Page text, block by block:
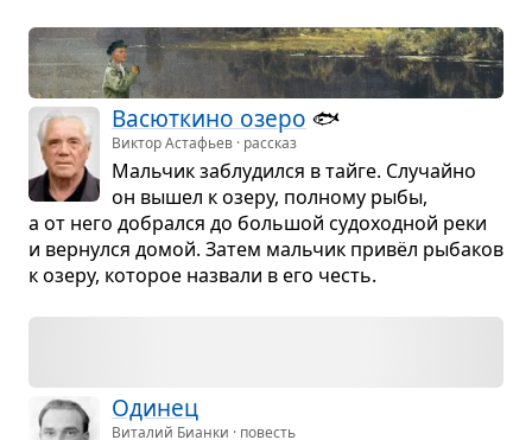
Васют­кино озеро 🐟️
Виктор Астафьев · рассказ
Маль­чик заблу­дился в тайге. Слу­чайно
он вышел к озеру, пол­ному рыбы,
а от него добрался до боль­шой судо­ход­ной реки
и вер­нулся домой. Затем маль­чик привёл рыба­ков
к озеру, кото­рое назвали в его честь.
Оди­нец
Виталий Бианки · повесть